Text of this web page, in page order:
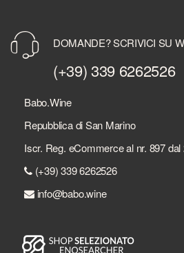
DOMANDE? SCRIVICI SU
(+39) 339 6262526
Babo.Wine
Repubblica di San Marino
Iscr. Reg. eCommerce al nr. 897 dal
(+39) 339 6262526
info@babo.wine